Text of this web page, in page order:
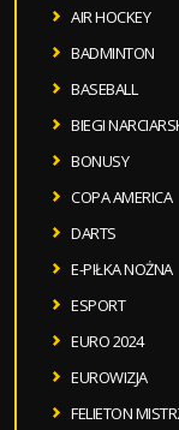
AIR HOCKEY
BADMINTON
BASEBALL
BIEGI
BONUSY
COPA AMERICA
DARTS
E-PIŁKA NOŻNA
ESPORT
EURO 2024
EUROWIZJA
FELIETON